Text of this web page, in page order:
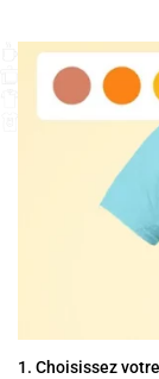
a
Les
sur
1. Choisissez